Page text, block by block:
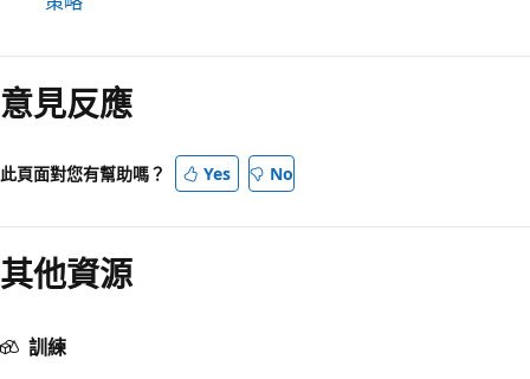
意見反應
此頁面對您有幫助嗎？ Yes No
其他資源
訓練